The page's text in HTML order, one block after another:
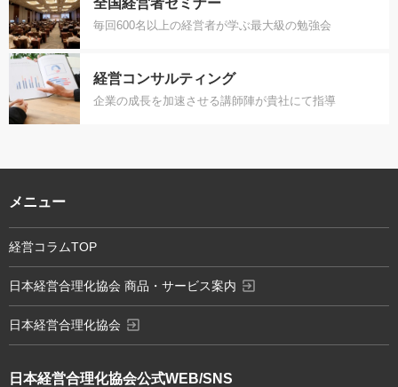
全国経営者セミナー
毎回600名以上の経営者が学ぶ最大級の勉強会
経営コンサルティング
企業の成長を加速させる講師陣が貴社にて指導
日本経営合理化協会公式WEB/SNS
メニュー
経営コラムTOP
日本経営合理化協会 商品・サービス案内 exit_to_app
日本経営合理化協会 exit_to_app